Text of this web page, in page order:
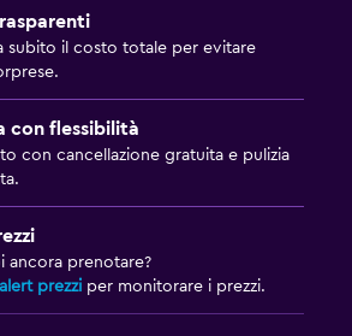
subito il costo totale per evitare
con flessibilità
con cancellazione gratuita e pulizia
ancora prenotare?
prezzi per monitorare i prezzi.